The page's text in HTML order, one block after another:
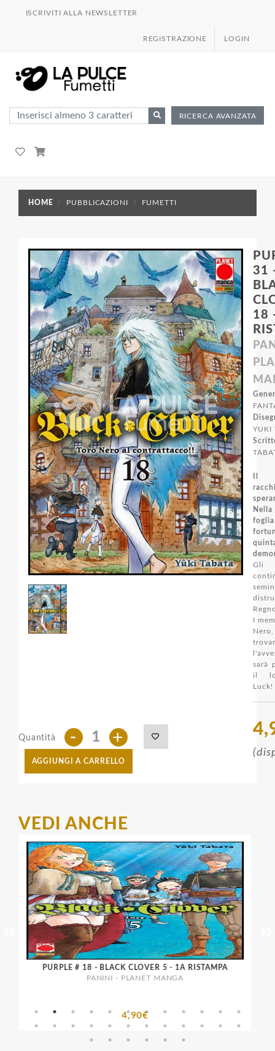
ISCRIVITI ALLA NEWSLETTER
REGISTRAZIONE LOGIN
RICERCA AVANZATA
HOME PUBBLICAZIONI FUMETTI
31
18
YUKI
I
sarà
il
Luck!
Quantità - +
AGGIUNGI A CARRELLO
VEDI ANCHE
PURPLE # 18 - BLACK CLOVER 5 - 1A RISTAMPA
PANINI - PLANET MANGA
4,90€